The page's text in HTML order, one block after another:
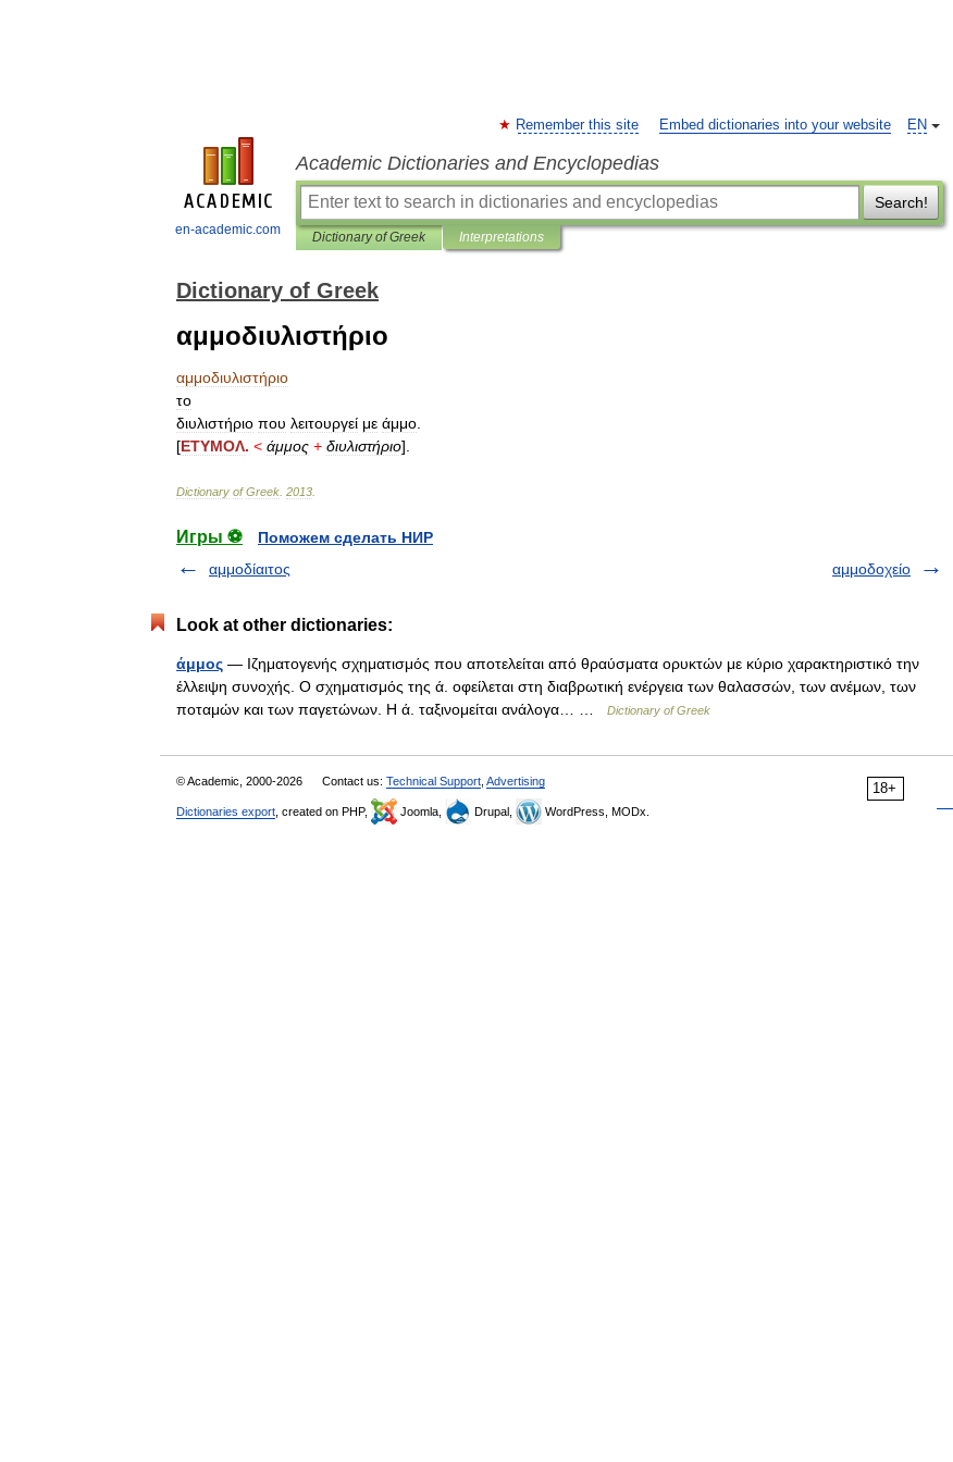
en-academic.com
EN
Remember this site Embed dictionaries into your website
Academic Dictionaries and Encyclopedias
Search!
Dictionary of Greek Interpretations
Dictionary of Greek
αμμοδιυλιστήριο
αμμοδιυλιστήριο
το
διυλιστήριο που λειτουργεί με άμμο
[ΕΤΥΜΟΛ. < άμμος + διυλιστήριο].
Dictionary of Greek 2013
Игры ⚽
Поможем сделать НИР
αμμοδίαιτος
αμμοδοχείο
Look at other dictionaries:
άμμος — Ιζηματογενής σχηματισμός που αποτελείται από θραύσματα ορυκτών με κύριο χαρακτηριστικό την
έλλειψη συνοχής. Ο σχηματισμός της ά. οφείλεται στη διαβρωτική ενέργεια των θαλασσών, των ανέμων, των
ποταμών και των παγετώνων. Η ά. ταξινομείται ανάλογα… …
Dictionary of Greek
18+
© Academic, 2000-2026 Contact us: Technical Support Advertising
Dictionaries export , created on PHP, Joomla, Drupal, WordPress, MODx.